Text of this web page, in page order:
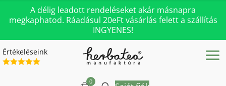
A délig leadott rendeléseket akár másnapra
megkaphatod. Ráadásul 20eFt vásárlás felett a szállítás
INGYENES!
Értékeléseink
0